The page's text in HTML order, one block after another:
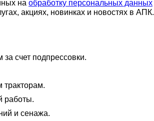
на обработку персональных данных
акциях, новинках и новостях в АПК.
за счет подпрессовки.
тракторам.
работы.
и сенажа.